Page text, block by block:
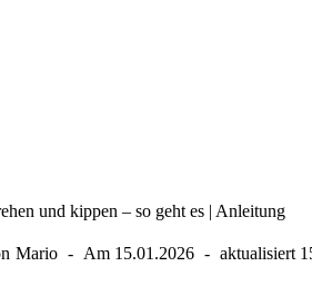
und kippen – so geht es | Anleitung
Mario Am 15.01.2026 aktualisiert